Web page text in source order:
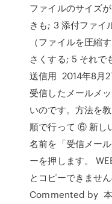
ファイルのサイズ
きも; 3 添付ファイ
（ファイルを圧縮
さくする; 5 それで
送信用 2014年8月
受信したメールメ
いのです。方法を
順で行って ⑥ 新し
名前を「受信メー
ーを押します。
とコピーできませ
Commented by 本